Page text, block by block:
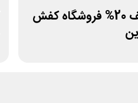
کد تخفیف 20% فروشگاه کفش